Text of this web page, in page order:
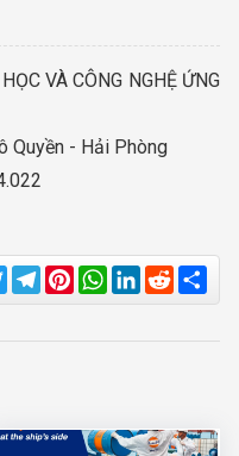
VÀ CÔNG NGHỆ ỨNG
Quyền - Hải Phòng
TwitterTelegram
Pinterest
WhatsApp
LinkedIn
Reddit